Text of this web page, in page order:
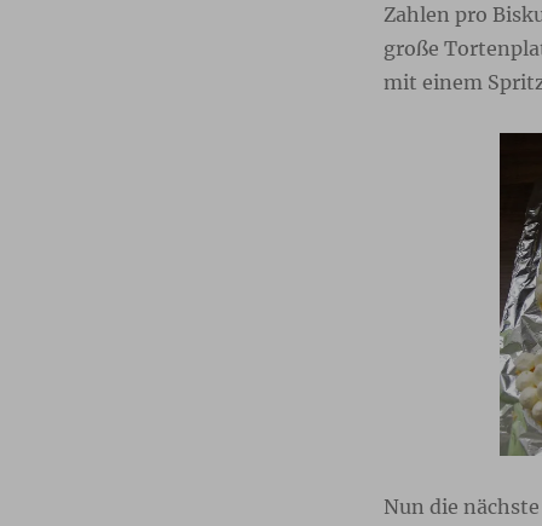
Zahlen pro
große
mit einem
Nun die